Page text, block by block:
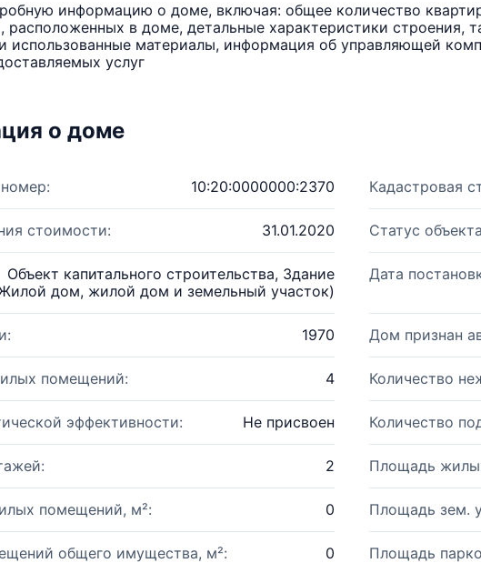
информацию о доме, включая: общее количество
расположенных в доме, детальные характеристики строения,
использованные материалы, информация об управляющей
услуг
о доме
10:20:0000000:2370 Кадастровая
стоимости: 31.01.2020 Статус
Объект капитального строительства, Здание
дом, жилой дом и земельный участок)
Дата
1970 Дом признан
помещений: 4 Количество
эффективности: Не присвоен Количество
2 Площадь
помещений, м²: 0 Площадь зем.
общего имущества, м²: 0 Площадь